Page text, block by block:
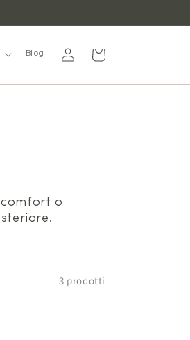
Blog Accedi Carrello
comfort o
3 prodotti